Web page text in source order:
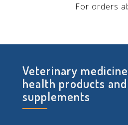
For orders
Veterinary
health products and
supplements